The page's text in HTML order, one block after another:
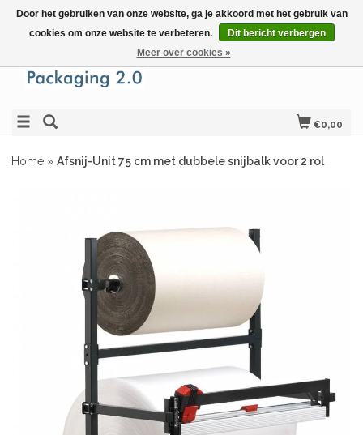
€0,00
Home » Afsnij-Unit 75 cm met dubbele snijbalk voor 2 rol
Door het gebruiken van onze website, ga je akkoord met het gebruik van
cookies om onze website te verbeteren.
Dit bericht verbergen
Meer over cookies »